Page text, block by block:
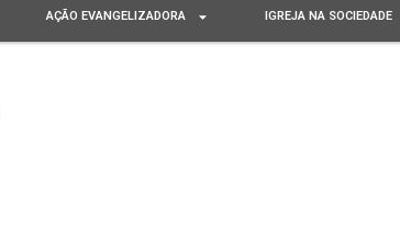
AÇÃO EVANGELIZADORA IGREJA NA SOCIEDADE